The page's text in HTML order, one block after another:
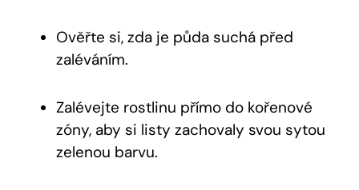
Ověřte si, zda je půda suchá před
zaléváním.
Zalévejte rostlinu přímo do kořenové
zóny, aby si listy zachovaly svou sytou
zelenou barvu.